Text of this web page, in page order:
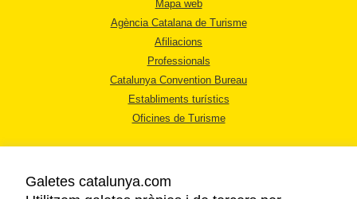
Mapa web
Agència Catalana de Turisme
Afiliacions
Professionals
Catalunya Convention Bureau
Establiments turístics
Oficines de Turisme
Galetes catalunya.com